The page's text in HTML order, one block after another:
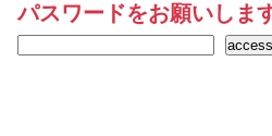
パスワードをお願いしま